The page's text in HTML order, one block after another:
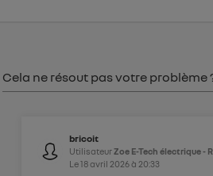
Cela ne résout pas votre problème
bricoit
UtilisateurZoe E-Tech électrique -
Le18 avril 2026à 20:33
Politique d'information
personnelles